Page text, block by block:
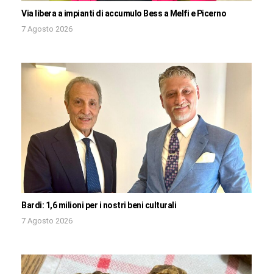
Via libera a impianti di accumulo Bess a Melfi e Picerno
7 Agosto 2026
Bardi: 1,6 milioni per i nostri beni culturali
7 Agosto 2026